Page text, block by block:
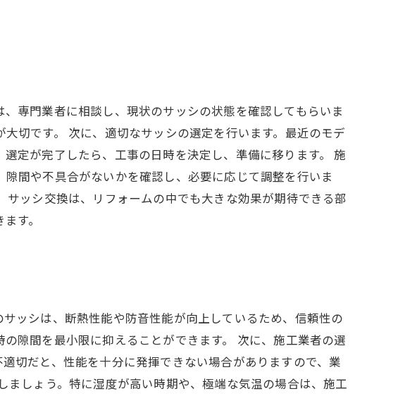
専門業者に相談し、現状のサッシの状態を確認してもらいま
切です。 次に、適切なサッシの選定を行います。最近のモデ
定が完了したら、工事の日時を決定し、準備に移ります。 施
間や不具合がないかを確認し、必要に応じて調整を行いま
ッシ交換は、リフォームの中でも大きな効果が期待できる部
す。
ッシは、断熱性能や防音性能が向上しているため、信頼性の
隙間を最小限に抑えることができます。 次に、施工業者の選
切だと、性能を十分に発揮できない場合がありますので、業
しょう。特に湿度が高い時期や、極端な気温の場合は、施工